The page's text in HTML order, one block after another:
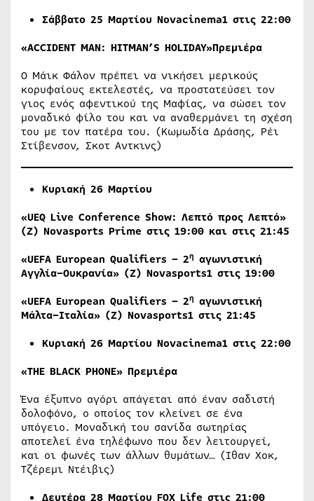
Σάββατο 25 Μαρτίου Novacinema1 στις 22:00
«ACCIDENT MAN: HITMAN’S HOLIDAY»Πρεμιέρα
Ο Μάικ Φάλον πρέπει να νικήσει μερικούς
κορυφαίους εκτελεστές, να προστατεύσει τον
γιος ενός αφεντικού της Μαφίας, να σώσει τον
μοναδικό φίλο του και να αναθερμάνει τη σχέση
του με τον πατέρα του. (Κωμωδία Δράσης, Ρέι
Στίβενσον, Σκοτ Αντκινς)
Κυριακή 26 Μαρτίου
«UEQ Live Conference Show: Λεπτό προς Λεπτό»
(Ζ) Novasports Prime στις 19:00 και στις 21:45
«UEFA European Qualifiers – 2η αγωνιστική
Αγγλία–Ουκρανία» (Ζ) Novasports1 στις 19:00
«UEFA European Qualifiers – 2η αγωνιστική
Μάλτα–Ιταλία» (Ζ) Novasports1 στις 21:45
Κυριακή 26 Μαρτίου Novacinema1 στις 22:00
«THE BLACK PHONE» Πρεμιέρα
Ένα έξυπνο αγόρι απάγεται από έναν σαδιστή
δολοφόνο, ο οποίος τον κλείνει σε ένα
υπόγειο. Μοναδική του σανίδα σωτηρίας
αποτελεί ένα τηλέφωνο που δεν λειτουργεί,
και οι φωνές των άλλων θυμάτων… (Ιθαν Χοκ,
Τζέρεμι Ντέιβις)
Δευτέρα 28 Μαρτίου FOX Life στις 21:00